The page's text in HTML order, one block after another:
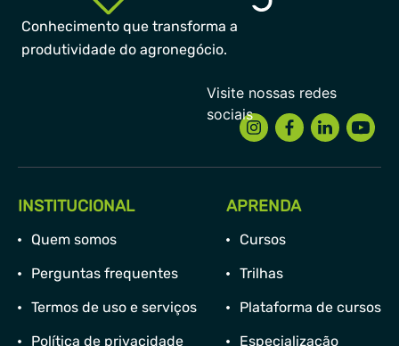
Conhecimento que transforma a
produtividade do agronegócio.
INSTITUCIONAL
Quem somos
Perguntas frequentes
Termos de uso e serviços
Política de privacidade
APRENDA
Cursos
Trilhas
Plataforma de cursos
Especialização